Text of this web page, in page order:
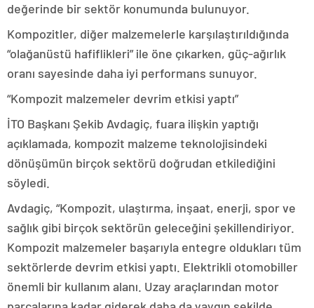
değerinde bir sektör konumunda bulunuyor.
Kompozitler, diğer malzemelerle karşılaştırıldığında
“olağanüstü hafiflikleri” ile öne çıkarken, güç-ağırlık
oranı sayesinde daha iyi performans sunuyor.
“Kompozit malzemeler devrim etkisi yaptı”
İTO Başkanı Şekib Avdagiç, fuara ilişkin yaptığı
açıklamada, kompozit malzeme teknolojisindeki
dönüşümün birçok sektörü doğrudan etkilediğini
söyledi.
Avdagiç, “Kompozit, ulaştırma, inşaat, enerji, spor ve
sağlık gibi birçok sektörün geleceğini şekillendiriyor.
Kompozit malzemeler başarıyla entegre oldukları tüm
sektörlerde devrim etkisi yaptı. Elektrikli otomobiller
önemli bir kullanım alanı. Uzay araçlarından motor